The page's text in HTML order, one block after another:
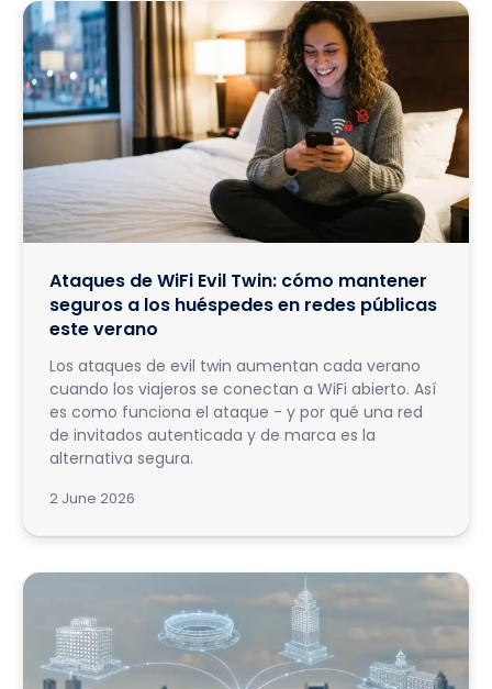
Ataques de WiFi Evil Twin: cómo mantener
seguros a los huéspedes en redes públicas
este verano
Los ataques de evil twin aumentan cada verano
cuando los viajeros se conectan a WiFi abierto. Así
es como funciona el ataque - y por qué una red
de invitados autenticada y de marca es la
alternativa segura.
2 June 2026